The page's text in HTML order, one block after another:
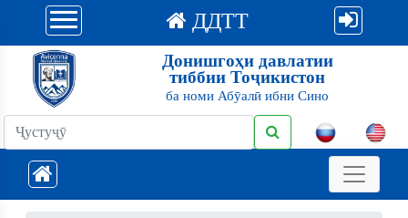
ДДТТ
Донишгоҳи давлатии
тиббии Тоҷикистон
ба номи Абӯалӣ ибни Сино